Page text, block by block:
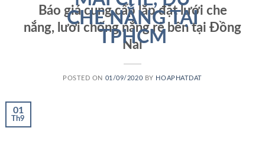
Báo giá cung cấp lắp đặt lưới che
nắng, lưới chống nắng rẻ bền tại Đồng
Nai
POSTED ON 01/09/2020 BY HOAPHATDAT
01
Th9